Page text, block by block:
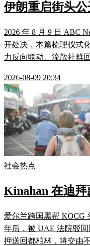
伊朗重启街头
2026 年 8 月 9 日 ABC
开处决，本篇梳理仪式
力反向联动、流散社群
2026-08-09 20:34
社会热点
Kinahan 在迪
爱尔兰跨国黑帮 KOCG
年后，被 UAE 法院驳
押送回都柏林，将交由